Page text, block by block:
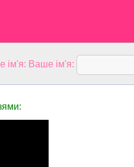
ім'я: Ваше ім'я: